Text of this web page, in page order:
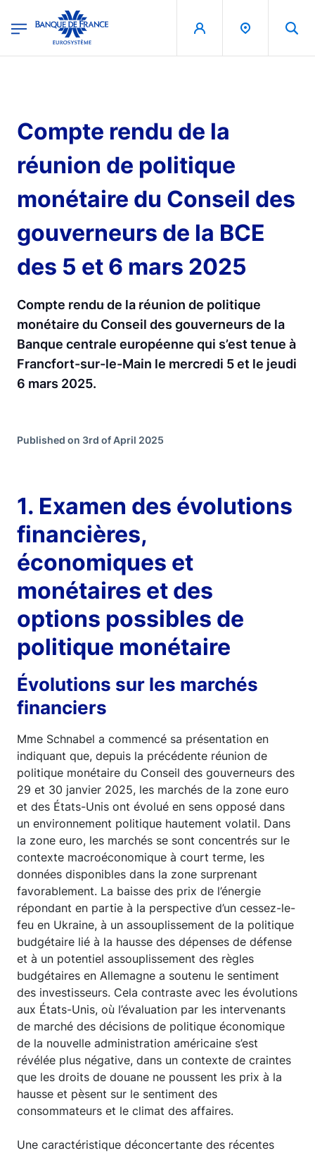
Banque de France - Menu Principal
Compte rendu de la
réunion de politique
monétaire du Conseil des
gouverneurs de la BCE
des 5 et 6 mars 2025
Compte rendu de la réunion de politique
monétaire du Conseil des gouverneurs de la
Banque centrale européenne qui s’est tenue à
Francfort-sur-le-Main le mercredi 5 et le jeudi
6 mars 2025.
Published on 3rd of April 2025
1. Examen des évolutions
financières,
économiques et
monétaires et des
options possibles de
politique monétaire
Évolutions sur les marchés
financiers
Mme Schnabel a commencé sa présentation en
indiquant que, depuis la précédente réunion de
politique monétaire du Conseil des gouverneurs des
29 et 30 janvier 2025, les marchés de la zone euro
et des États-Unis ont évolué en sens opposé dans
un environnement politique hautement volatil. Dans
la zone euro, les marchés se sont concentrés sur le
contexte macroéconomique à court terme, les
données disponibles dans la zone surprenant
favorablement. La baisse des prix de l’énergie
répondant en partie à la perspective d’un cessez-le-
feu en Ukraine, à un assouplissement de la politique
budgétaire lié à la hausse des dépenses de défense
et à un potentiel assouplissement des règles
budgétaires en Allemagne a soutenu le sentiment
des investisseurs. Cela contraste avec les évolutions
aux États-Unis, où l’évaluation par les intervenants
de marché des décisions de politique économique
de la nouvelle administration américaine s’est
révélée plus négative, dans un contexte de craintes
que les droits de douane ne poussent les prix à la
hausse et pèsent sur le sentiment des
consommateurs et le climat des affaires.
Une caractéristique déconcertante des récentes